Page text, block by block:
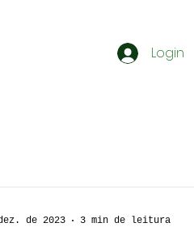
Login
de 2023 3 min de leitura